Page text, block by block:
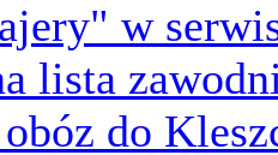
w
lista
do